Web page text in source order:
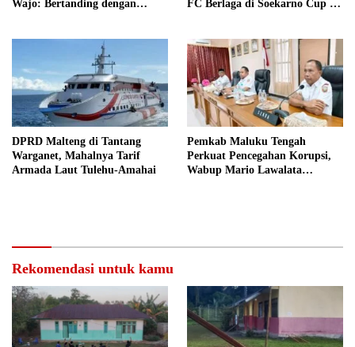
Wajo: Bertanding dengan
FC Berlaga di Soekarno Cup U-
DPRD Malteng di Tantang
Warganet, Mahalnya Tarif
Armada Laut Tulehu-Amahai
Pemkab Maluku Tengah
Perkuat Pencegahan Korupsi,
Wabup Mario Lawalata
Rekomendasi untuk kamu